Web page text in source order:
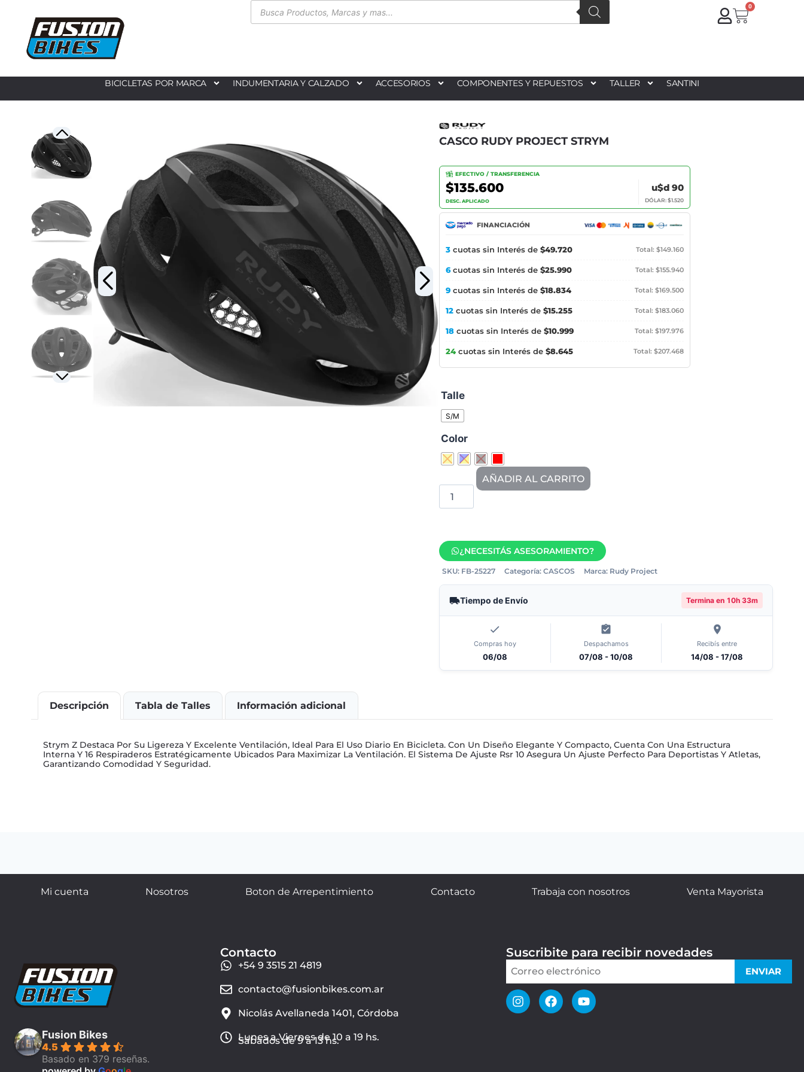
0
BICICLETAS POR MARCA INDUMENTARIA Y CALZADO ACCESORIOS COMPONENTES Y REPUESTOS TALLER SANTINI
CASCO RUDY PROJECT STRYM
EFECTIVO / TRANSFERENCIA
$135.600
DESC. APLICADO
u$d 90
DÓLAR: $1.520
FINANCIACIÓN
3 cuotas sin Interés de $49.720 Total: $149.160
6cuotas sin Interés de $25.990 Total: $155.940
9 cuotas sin Interés de $18.834 Total: $169.500
12 cuotas sin Interés de $15.255 Total: $183.060
18 cuotas sin Interés de $10.999 Total: $197.976
24 cuotas sin Interés de $8.645 Total: $207.468
Talle
S/M
Color
AÑADIR AL CARRITO
¿NECESITÁS ASESORAMIENTO?
SKU: FB-25227 Categoría: CASCOS Marca: Rudy Project
Tiempo de Envío Termina en 10h 33m
Compras hoy
06/08
Despachamos
07/08 - 10/08
Recibís entre
14/08 - 17/08
Descripción Tabla de Talles Información adicional
Strym Z Destaca Por Su Ligereza Y Excelente Ventilación, Ideal Para El Uso Diario En Bicicleta. Con Un Diseño Elegante Y Compacto, Cuenta Con Una Estructura
Interna Y 16 Respiraderos Estratégicamente Ubicados Para Maximizar La Ventilación. El Sistema De Ajuste Rsr 10 Asegura Un Ajuste Perfecto Para Deportistas Y Atletas,
Garantizando Comodidad Y Seguridad.
Mi cuenta Nosotros Boton de Arrepentimiento Contacto Trabaja con nosotros Venta Mayorista
Fusion Bikes
4.5
Basado en 379 reseñas.
Contacto
+54 9 3515 21 4819
contacto@fusionbikes.com.ar
Nicolás Avellaneda 1401, Córdoba
Lunes a Viernes de 10 a 19 hs.
Sábados de 9 a 13 hs.
Suscribite para recibir novedades
ENVIAR